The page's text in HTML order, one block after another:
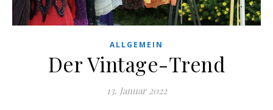
ALLGEMEIN
Der Vintage-Trend
13. Januar 2022